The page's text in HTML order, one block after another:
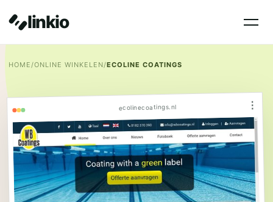
linkio
HOME/ONLINE WINKELEN/ECOLINE COATINGS
ecolinecoatings.nl ⋮